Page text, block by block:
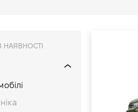
НАЯВНОСТІ